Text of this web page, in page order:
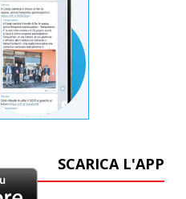
SCARICA L'APP